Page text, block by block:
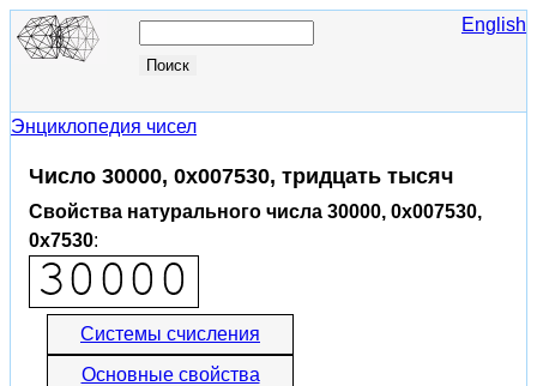
English
Энциклопедия чисел
Число 30000, 0x007530, тридцать тысяч
Свойства натурального числа 30000, 0x007530,
0x7530:
Системы счисления
Основные свойства